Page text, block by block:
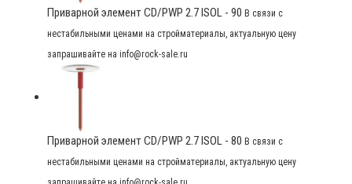
Приварной элемент CD/PWP 2.7 ISOL - 90 В связи с
нестабильными ценами на стройматериалы, актуальную цену
запрашивайте на info@rock-sale.ru
Приварной элемент CD/PWP 2.7 ISOL - 80 В связи с
нестабильными ценами на стройматериалы, актуальную цену